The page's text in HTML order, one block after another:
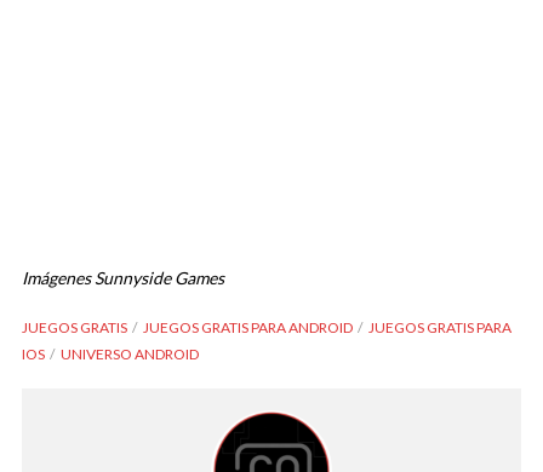
Imágenes Sunnyside Games
JUEGOS GRATIS JUEGOS GRATIS PARA ANDROID
JUEGOS GRATIS PARA
IOS
UNIVERSO ANDROID